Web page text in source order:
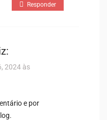
Responder
2024 às
e por